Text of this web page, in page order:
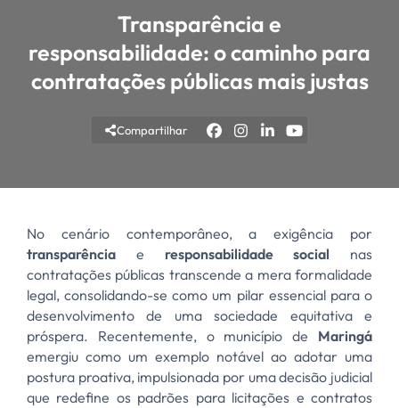
Transparência e
responsabilidade: o caminho para
contratações públicas mais justas
Compartilhar
No cenário contemporâneo, a exigência por
transparência e responsabilidade social nas
contratações públicas transcende a mera formalidade
legal, consolidando-se como um pilar essencial para o
desenvolvimento de uma sociedade equitativa e
próspera. Recentemente, o município de Maringá
emergiu como um exemplo notável ao adotar uma
postura proativa, impulsionada por uma decisão judicial
que redefine os padrões para licitações e contratos